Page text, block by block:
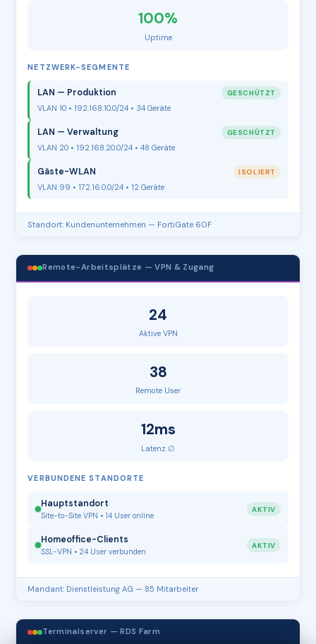
100%
Uptime
NETZWERK-SEGMENTE
LAN — Produktion GESCHÜTZT
VLAN 10 • 192.168.10.0/24 • 34 Geräte
LAN — Verwaltung GESCHÜTZT
VLAN 20 • 192.168.20.0/24 • 48 Geräte
Gäste-WLAN ISOLIERT
VLAN 99 • 172.16.0.0/24 • 12 Geräte
Standort: Kundenunternehmen — FortiGate 60F
Remote-Arbeitsplätze — VPN & Zugang
24
Aktive VPN
38
Remote User
12ms
Latenz ∅
VERBUNDENE STANDORTE
Hauptstandort
Site-to-Site VPN • 14 User online
AKTIV
Homeoffice-Clients
SSL-VPN • 24 User verbunden
AKTIV
Mandant: Dienstleistung AG — 85 Mitarbeiter
Terminalserver — RDS Farm